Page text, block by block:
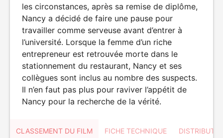
les circonstances, après sa remise de diplôme,
Nancy a décidé de faire une pause pour
travailler comme serveuse avant d’entrer à
l’université. Lorsque la femme d’un riche
entrepreneur est retrouvée morte dans le
stationnement du restaurant, Nancy et ses
collègues sont inclus au nombre des suspects.
Il n’en faut pas plus pour raviver l’appétit de
Nancy pour la recherche de la vérité.
CLASSEMENT DU FILM FICHE TECHNIQUE